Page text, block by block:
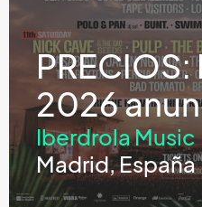
2026
Iberdrola Music
Madrid, España